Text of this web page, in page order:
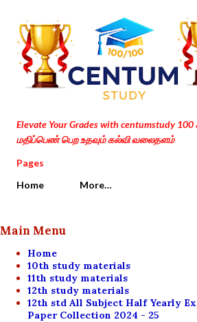
Skip to main
Elevate Your Grades with centumstudy 100
மதிப்பெண் பெற உதவும் கல்வி வலைதளம்
Pages
Home
More…
Main Menu
Home
10th study materials
11th study materials
12th study materials
12th std All Subject Half Yearly
Paper Collection 2024 - 25